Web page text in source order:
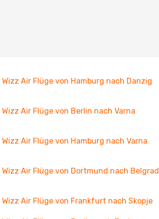
Wizz Air Flüge von Hamburg nach Danzig
Wizz Air Flüge von Berlin nach Varna
Wizz Air Flüge von Hamburg nach Varna
Wizz Air Flüge von Dortmund nach Belgrad
Wizz Air Flüge von Frankfurt nach Skopje